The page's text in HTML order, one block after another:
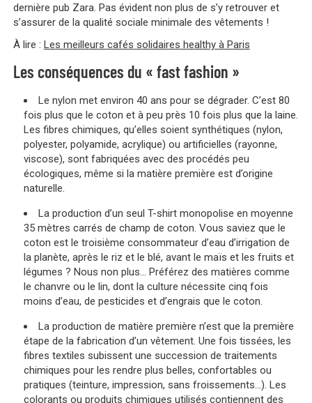
dernière pub Zara. Pas évident non plus de s’y retrouver et
s’assurer de la qualité sociale minimale des vêtements !
À lire : Les meilleurs cafés solidaires healthy à Paris
Les conséquences du « fast fashion »
Le nylon met environ 40 ans pour se dégrader. C’est 80
fois plus que le coton et à peu près 10 fois plus que la laine.
Les fibres chimiques, qu’elles soient synthétiques (nylon,
polyester, polyamide, acrylique) ou artificielles (rayonne,
viscose), sont fabriquées avec des procédés peu
écologiques, même si la matière première est d’origine
naturelle.
La production d’un seul T-shirt monopolise en moyenne
35 mètres carrés de champ de coton. Vous saviez que le
coton est le troisième consommateur d’eau d’irrigation de
la planète, après le riz et le blé, avant le maïs et les fruits et
légumes ? Nous non plus… Préférez des matières comme
le chanvre ou le lin, dont la culture nécessite cinq fois
moins d’eau, de pesticides et d’engrais que le coton.
La production de matière première n’est que la première
étape de la fabrication d’un vêtement. Une fois tissées, les
fibres textiles subissent une succession de traitements
chimiques pour les rendre plus belles, confortables ou
pratiques (teinture, impression, sans froissements…). Les
colorants ou produits chimiques utilisés contiennent des